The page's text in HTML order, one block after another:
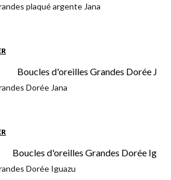
plaqué argente Jana
Dorée Jana
Dorée Iguazu